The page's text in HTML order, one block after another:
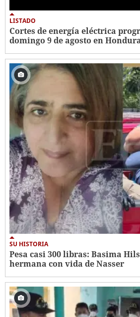
LISTADO
Cortes de energía eléctrica
domingo 9 de agosto en
SU HISTORIA
Pesa casi 300 libras: Basima
hermana con vida de Nasser